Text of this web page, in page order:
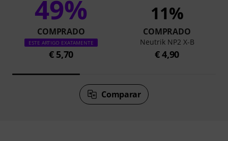
49%
COMPRADO
ESTE ARTIGO EXATAMENTE
€ 5,70
11%
COMPRADO
Neutrik NP2 X-B
€ 4,90
Comparar